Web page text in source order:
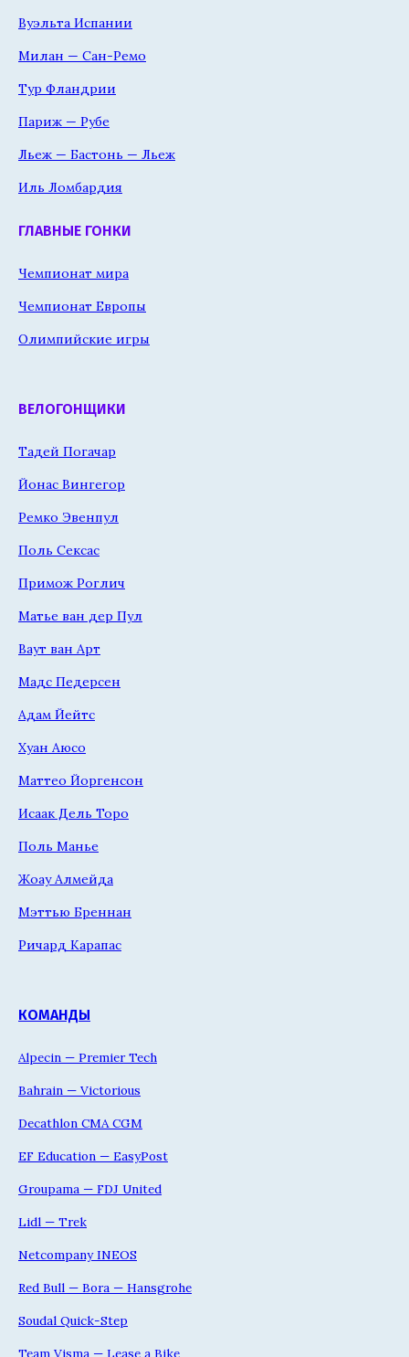
Вуэльта Испании
Милан — Сан-Ремо
Тур Фландрии
Париж — Рубе
Льеж — Бастонь — Льеж
Иль Ломбардия
ГЛАВНЫЕ ГОНКИ
Чемпионат мира
Чемпионат Европы
Олимпийские игры
ВЕЛОГОНЩИКИ
Тадей Погачар
Йонас Вингегор
Ремко Эвенпул
Поль Сексас
Примож Роглич
Матье ван дер Пул
Ваут ван Арт
Мадс Педерсен
Адам Йейтс
Хуан Аюсо
Маттео Йоргенсон
Исаак Дель Торо
Поль Манье
Жоау Алмейда
Мэттью Бреннан
Ричард Карапас
КОМАНДЫ
Alpecin — Premier Tech
Bahrain — Victorious
Decathlon CMA CGM
EF Education — EasyPost
Groupama — FDJ United
Lidl — Trek
Netcompany INEOS
Red Bull — Bora — Hansgrohe
Soudal Quick-Step
Team Visma — Lease a Bike